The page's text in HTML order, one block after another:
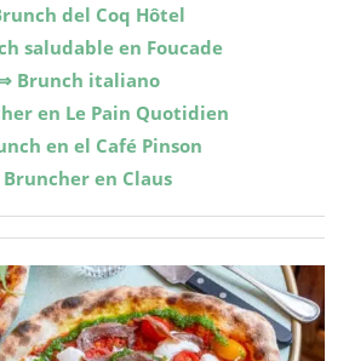
del Coq Hôtel
saludable en Foucade
Brunch italiano
en Le Pain Quotidien
en el Café Pinson
en Claus